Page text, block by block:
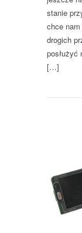
stanie
chce
drogich
posłużyć
[…]